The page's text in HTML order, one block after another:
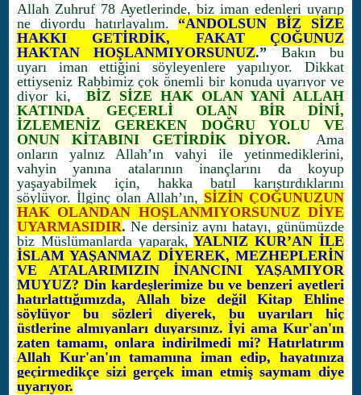
Allah Zuhruf 78 Ayetlerinde, biz iman edenleri uyarıp
ne diyordu hatırlayalım. “ANDOLSUN BİZ SİZE
HAKKI GETİRDİK, FAKAT ÇOĞUNUZ
HAKTAN HOŞLANMIYORSUNUZ.” Bakın bu
uyarı iman ettiğini söyleyenlere yapılıyor. Dikkat
ettiyseniz Rabbimiz çok önemli bir konuda uyarıyor ve
diyor ki,BİZ SİZE HAK OLAN YANİ ALLAH
KATINDA GEÇERLİ OLAN BİR DİNİ,
İZLEMENİZ GEREKEN DOĞRU YOLU VE
ONUN KİTABINI GETİRDİK DİYOR.
Ama
onların yalnız Allah’ın vahyi ile yetinmediklerini,
vahyin yanına atalarının inançlarını da koyup
yaşayabilmek için, hakka batıl karıştırdıklarını
söylüyor. İlginç olan Allah’ın, SİZİN ÇOĞUNUZUN
HAK OLANDAN HOŞLANMIYORSUNUZ DİYE
UYARMASIDIR. Ne dersiniz aynı hatayı, günümüzde
biz Müslümanlarda yaparak, YALNIZ KUR’AN İLE
İSLAM YAŞANMAZ DİYEREK, MEZHEPLERİN
VE ATALARIMIZIN İNANCINI YAŞAMIYOR
MUYUZ? Din kardeşlerimize bu ve benzeri ayetleri
hatırlattığımızda, Allah bize değil Kitap Ehline
söylüyor bu sözleri diyerek, bu uyarıları hiç
üstlerine almıyanları duyarsınız. İyi ama Kur'an'ın
zaten tamamı, onlara indirilmedi mi? Hatırlatırım
Allah Kur'an'ın tamamına iman edip, hayatınıza
geçirmedikçe sizi gerçek iman etmiş saymam diye
uyarıyor.